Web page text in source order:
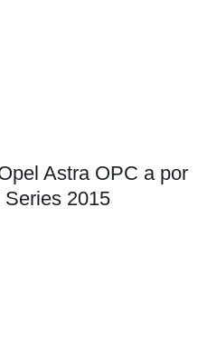
Astra OPC a por
Series 2015